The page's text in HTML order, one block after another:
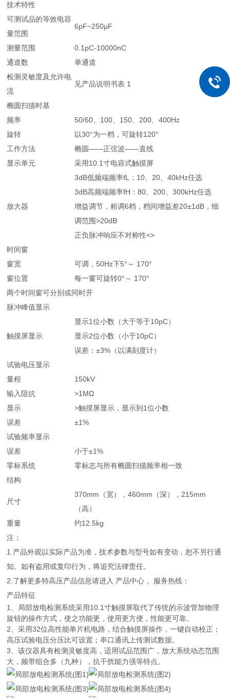
技术特性
可测试品的等效电容
量范围
6pF~250µF
测量范围
0.1pC-10000nC
通道数
单通道
检测灵敏度及允许电
流
见产品说明书表 1
椭圆扫描时基
频率
50/60、100、150、200、400Hz
旋转
以30°为一档，可旋转120°
工作方法
椭圆——正弦波——直线
显示单元
采用10.1寸电容式触摸屏
放大器
3dB低频端频率fL：10、20、40kHz任选
3dB高频端频率fH：80、200、300kHz任选
增益调节，粗调6档，档间增益差20±1dB，细
调范围>20dB
正负脉冲响应不对称性<>
时间窗
窗宽
可调，50Hz下5°～ 170°
窗位置
每一窗可旋转0°～ 170°
两个时间窗可分别或同时开
脉冲峰值显示
触摸屏显示
显示1位小数（大于等于10pC）
显示2位小数（小于10pC）
误差：±3%（以满刻度计）
试验电压显示
量程
150kV
输入阻抗
>1MΩ
显示
>触摸屏显示，显示到1位小数
误差
±1%
试验频率显示
误差
小于±1%
零标系统
零标志与所有椭圆扫描频率相一致
结构
尺寸
370mm（宽），460mm（深），215mm
（高）
重量
约12.5kg
注：
1.产品外观以实际产品为准，技术参数与型号如有变动，恕不另行通
知。如有盗用或复印行为，将追究法律责任。
2.了解更多特高压产品信息请进入 产品中心 。服务热线：
产品特征
1、局部放电检测系统采用10.1寸触摸屏取代了传统的示波管加物理
旋钮的操作方式，使之功能更，使用更方便，性能更可靠。
2、采用32位高性能单片机电路，结合触摸屏操作，一键自动校正；
高压试验电压分压比可设置；串口通讯上传测试数据。
3、该仪器具有检测灵敏度高，适用试品范围广，放大系统动态范围
大，频带组合多（九种），抗干扰能力强等特点。